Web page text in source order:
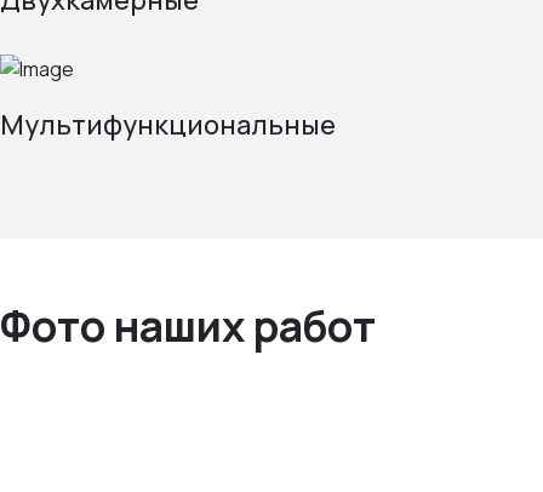
Мультифункциональные
Фото наших работ